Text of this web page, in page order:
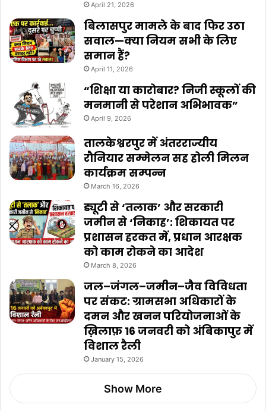
April 21, 2026
बिलासपुर मामले के बाद फिर उठा
सवाल—क्या नियम सभी के लिए
समान हैं?
April 11, 2026
“शिक्षा या कारोबार? निजी स्कूलों की
मनमानी से परेशान अभिभावक”
April 9, 2026
तालकेश्वरपुर में अंतरराज्यीय
रौनियार सम्मेलन सह होली मिलन
कार्यक्रम सम्पन्न
March 16, 2026
ड्यूटी से ‘तलाक’ और सरकारी
जमीन से ‘निकाह’: शिकायत पर
प्रशासन हरकत में, प्रधान आरक्षक
को काम रोकने का आदेश
March 8, 2026
जल–जंगल–जमीन–जैव विविधता
पर संकट: ग्रामसभा अधिकारों के
दमन और खनन परियोजनाओं के
ख़िलाफ़ 16 जनवरी को अंबिकापुर में
विशाल रैली
January 15, 2026
Show More